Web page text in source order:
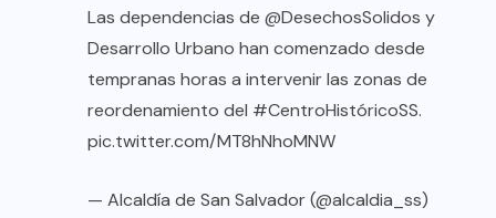
Las dependencias de @DesechosSolidos y
Desarrollo Urbano han comenzado desde
tempranas horas a intervenir las zonas de
reordenamiento del #CentroHistóricoSS.
pic.twitter.com/MT8hNhoMNW
— Alcaldía de San Salvador (@alcaldia_ss)